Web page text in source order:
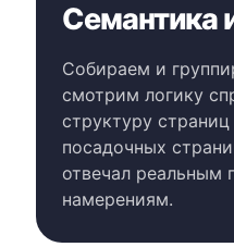
Семантика
Собираем и
смотрим логику
структуру страниц
посадочных
отвечал реальным
намерениям.